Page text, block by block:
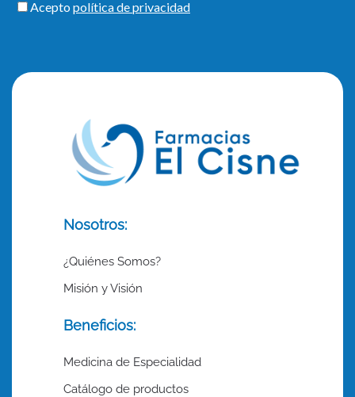
Nosotros:
¿Quiénes Somos?
Misión y Visión
Beneficios:
Medicina de Especialidad
Catálogo de productos